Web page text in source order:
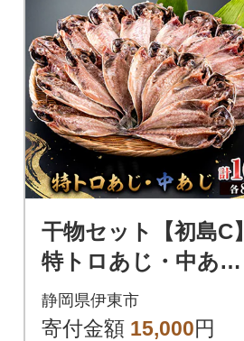
干物セット【初島C】
特トロあじ・中あじ
各8枚 伊豆・伊東の
干物詰め合わせ
静岡県伊東市
寄付金額 15,000円